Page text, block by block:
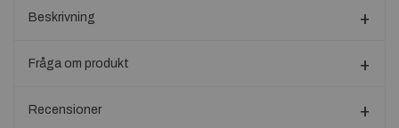
Beskrivning
Fråga om produkt
Recensioner